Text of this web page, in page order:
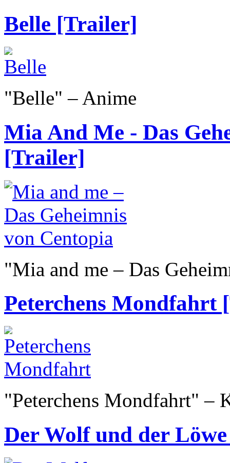
Belle [Trailer]
"Belle" – Anime
Mia And Me - Das
[Trailer]
"Mia and me – Das
Peterchens Mondfahrt
"Peterchens Mondfahrt" –
Der Wolf und der